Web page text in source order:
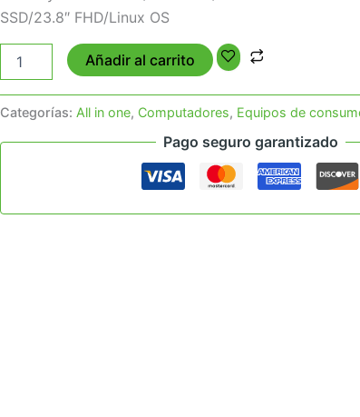
SSD/23.8″ FHD/Linux OS
Añadir al carrito
Categorías: All in one, Computadores, Equipos de
Pago seguro garantizado